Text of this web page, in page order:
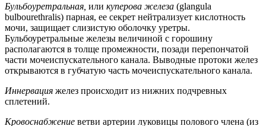
Бульбоуретральная, или куперова железа (glangula
bulbourethralis) парная, ее секрет нейтрализует кислотность
мочи, защищает слизистую оболочку уретры.
Бульбоуретральные железы величиной с горошину
располагаются в толще промежности, позади перепончатой
части мочеиспускательного канала. Выводные протоки желез
открываются в губчатую часть мочеиспускательного канала.
Иннервация желез происходит из нижних подчревных
сплетений.
Кровоснабжение ветви артерии луковицы полового члена (из